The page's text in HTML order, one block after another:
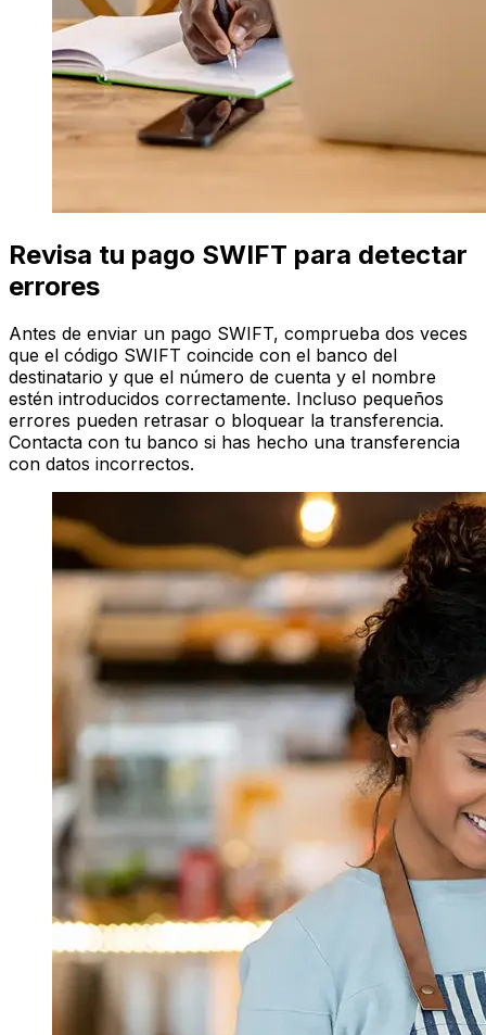
Revisa tu pago SWIFT para detectar
errores
Antes de enviar un pago SWIFT, comprueba dos veces
que el código SWIFT coincide con el banco del
destinatario y que el número de cuenta y el nombre
estén introducidos correctamente. Incluso pequeños
errores pueden retrasar o bloquear la transferencia.
Contacta con tu banco si has hecho una transferencia
con datos incorrectos.